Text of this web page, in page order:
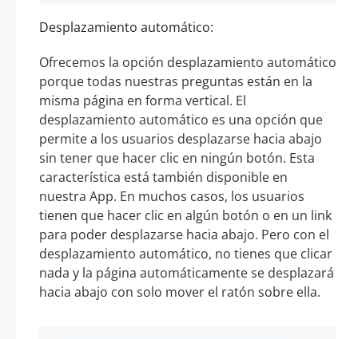
Desplazamiento automático:
Ofrecemos la opción desplazamiento automático
porque todas nuestras preguntas están en la
misma página en forma vertical. El
desplazamiento automático es una opción que
permite a los usuarios desplazarse hacia abajo
sin tener que hacer clic en ningún botón. Esta
característica está también disponible en
nuestra App. En muchos casos, los usuarios
tienen que hacer clic en algún botón o en un link
para poder desplazarse hacia abajo. Pero con el
desplazamiento automático, no tienes que clicar
nada y la página automáticamente se desplazará
hacia abajo con solo mover el ratón sobre ella.